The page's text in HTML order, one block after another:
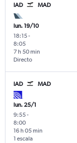
IAD MAD
lun. 19/10
18:15-
8:05
Directo
7 h 50 min
IAD MAD
lun. 25/1
9:55-
8:00
1 escala
16 h 05 min